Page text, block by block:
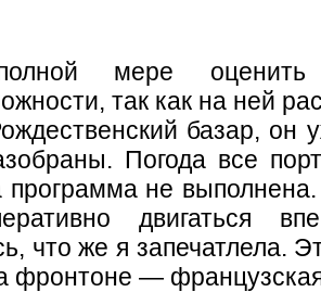
мере оценить
так как на ней
базар, он
Погода все
программа не
двигаться
что же я запечатлела.
фронтоне —